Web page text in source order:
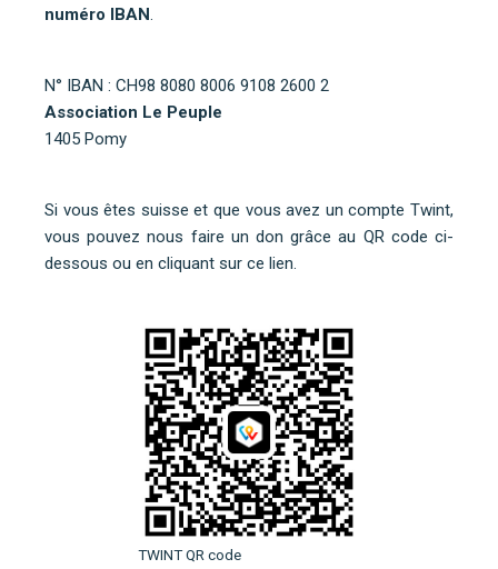
numéro IBAN.
N° IBAN : CH98 8080 8006 9108 2600 2
Association Le Peuple
1405 Pomy
Si vous êtes suisse et que vous avez un compte Twint,
vous pouvez nous faire un don grâce au QR code ci-
dessous ou en cliquant sur ce lien.
TWINT QR code